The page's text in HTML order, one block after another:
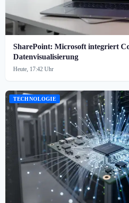
SharePoint: Microsoft integriert
Datenvisualisierung
Heute, 17:42 Uhr
TECHNOLOGIE